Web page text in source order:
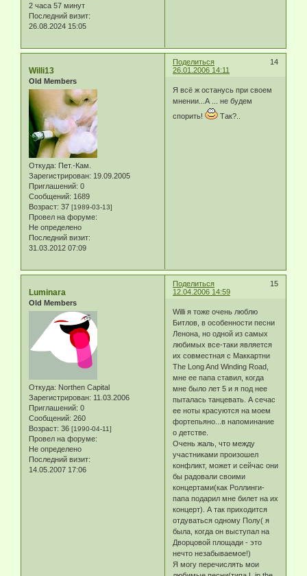
2 часа 57 минут
Последний визит:
26.08.2024 15:05
Поделиться
14
26.01.2006 14:11
Willi13
Old Members
Откуда: Пет.-Кам.
Зарегистрирован: 19.09.2005
Приглашений: 0
Сообщений: 1689
Возраст: 37 [1989-03-13]
Провел на форуме:
Не определено
Последний визит:
31.03.2012 07:09
Я всё ж останусь при своем
мнении...А ... не будем
спорить!
Так?..
Поделиться
15
12.04.2006 14:59
Luminara
Old Members
Откуда: Northen Capital
Зарегистрирован: 11.03.2006
Приглашений: 0
Сообщений: 260
Возраст: 36 [1990-04-11]
Провел на форуме:
Не определено
Последний визит:
14.05.2007 17:06
Willi я тоже очень люблю
Битлов, в особенности песни
Ленона, но одной из самых
любимых все-таки является
их совместная с Маккартни
The Long And Winding Road,
мне ее папа ставил, когда
мне было лет 5 и я под нее
пыталась танцевать. А сечас
ее ноты красуются на моем
фортепьяно...в напоминание
о детстве.
Очень жаль, что между
участниками произошел
конфликт, может и сейчас они
бы радовали своими
концертами(как Роллинги-
папа подарил мне билет на их
концерт). А так приходится
отдуваться одному Полу( я
была, когда он выступал на
Дворцовой площади - это
нечто незабываемое!)
Я могу перечислять мои